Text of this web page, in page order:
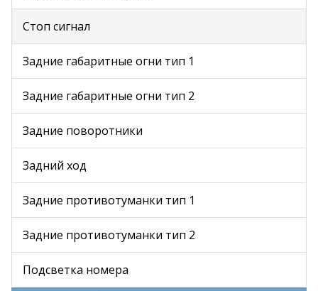
Стоп сигнал
Задние габаритные огни тип 1
Задние габаритные огни тип 2
Задние поворотники
Задний ход
Задние противотуманки тип 1
Задние противотуманки тип 2
Подсветка номера